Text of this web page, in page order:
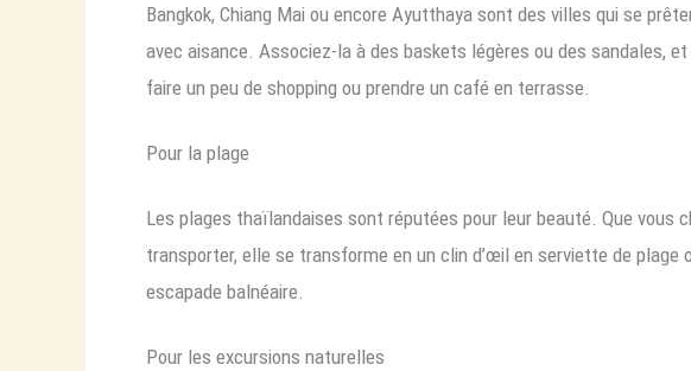
Bangkok, Chiang Mai ou encore Ayutthaya sont des villes qui se
avec aisance. Associez-la à des baskets légères ou des sandales,
faire un peu de shopping ou prendre un café en terrasse.
Pour la plage
Les plages thaïlandaises sont réputées pour leur beauté. Que vous
transporter, elle se transforme en un clin d’œil en serviette de
escapade balnéaire.
Pour les excursions naturelles